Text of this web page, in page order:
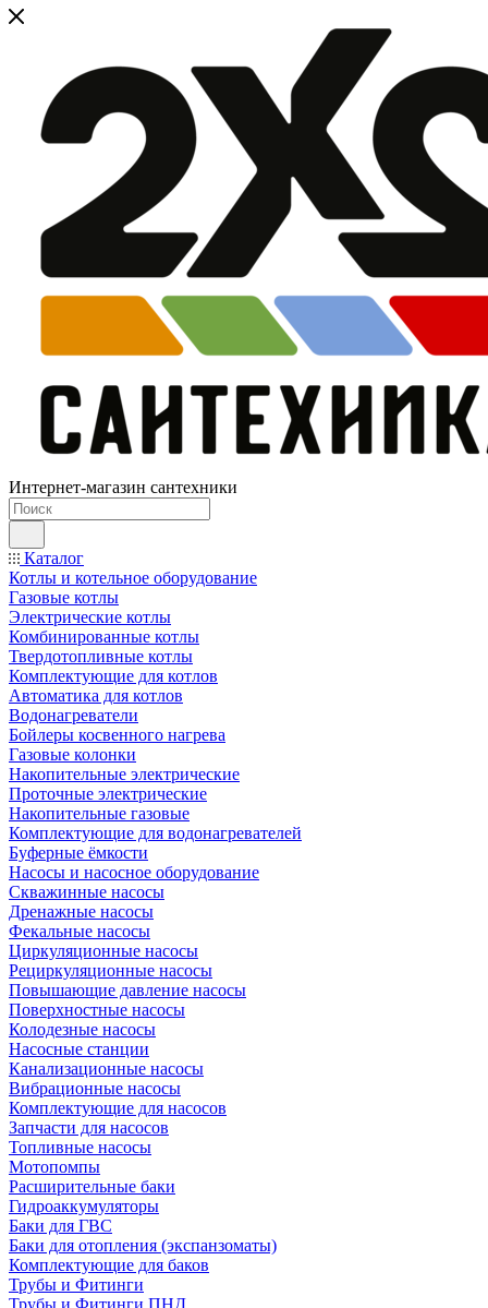
Интернет-магазин сантехники
Каталог
Котлы и котельное оборудование
Газовые котлы
Электрические котлы
Комбинированные котлы
Твердотопливные котлы
Комплектующие для котлов
Автоматика для котлов
Водонагреватели
Бойлеры косвенного нагрева
Газовые колонки
Накопительные электрические
Проточные электрические
Накопительные газовые
Комплектующие для водонагревателей
Буферные ёмкости
Насосы и насосное оборудование
Скважинные насосы
Дренажные насосы
Фекальные насосы
Циркуляционные насосы
Рециркуляционные насосы
Повышающие давление насосы
Поверхностные насосы
Колодезные насосы
Насосные станции
Канализационные насосы
Вибрационные насосы
Комплектующие для насосов
Запчасти для насосов
Топливные насосы
Мотопомпы
Расширительные баки
Гидроаккумуляторы
Баки для ГВС
Баки для отопления (экспанзоматы)
Комплектующие для баков
Трубы и Фитинги
Трубы и Фитинги ПНД